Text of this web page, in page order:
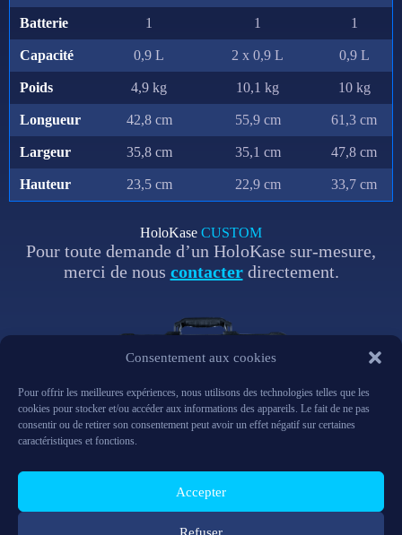
Consentement aux cookies
Pour offrir les meilleures expériences, nous utilisons des technologies telles que les
cookies pour stocker et/ou accéder aux informations des appareils. Le fait de ne pas
consentir ou de retirer son consentement peut avoir un effet négatif sur certaines
caractéristiques et fonctions.
Accepter
Refuser
Batterie 1 1 1
Capacité 0,9 L 2 x 0,9 L 0,9 L
Poids 4,9 kg 10,1 kg 10 kg
Longueur 42,8 cm 55,9 cm 61,3 cm
Largeur 35,8 cm 35,1 cm 47,8 cm
Hauteur 23,5 cm 22,9 cm 33,7 cm
HoloKase CUSTOM
Pour toute demande d’un HoloKase sur-mesure,
merci de nous contacterdirectement.